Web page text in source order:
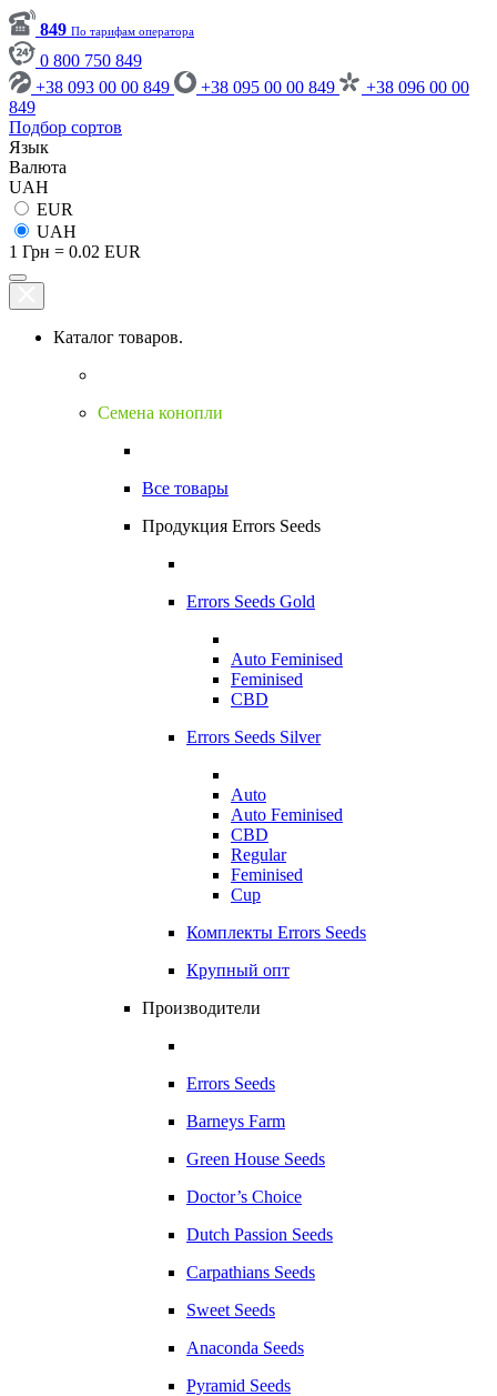
849 По тарифам оператора
0 800 750 849
+38 093 00 00 849
+38 095 00 00 849
+38 096 00 00
849
Подбор сортов
Язык
Валюта
UAH
EUR
UAH
1 Грн = 0.02 EUR
Каталог товаров.
Семена конопли
Все товары
Продукция Errors Seeds
Errors Seeds Gold
Auto Feminised
Feminised
CBD
Errors Seeds Silver
Auto
Auto Feminised
CBD
Regular
Feminised
Cup
Комплекты Errors Seeds
Крупный опт
Производители
Errors Seeds
Barneys Farm
Green House Seeds
Doctor’s Choice
Dutch Passion Seeds
Carpathians Seeds
Sweet Seeds
Anaconda Seeds
Pyramid Seeds